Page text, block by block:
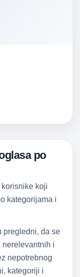
po
koji
kategorijama i
pregledni, da se
nerelevantnih i
nepotrebnog
kategoriji i